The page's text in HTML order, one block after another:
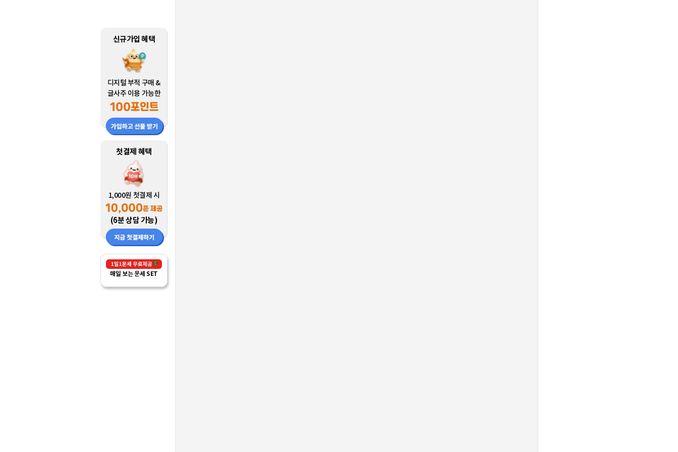
신규가입 혜택
디지털 부적 구매 &
글사주 이용 가능한
첫결제 혜택
1,000원 첫결제 시
(6분 상담 가능)
매일 보는 운세 SET